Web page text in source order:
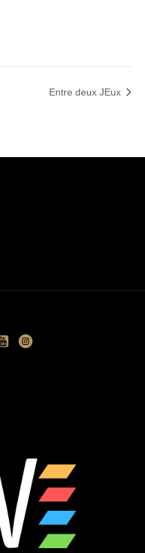
Entre deux JEux